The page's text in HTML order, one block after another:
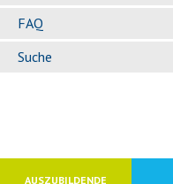
FAQ
Suche
AUSZUBILDENDE